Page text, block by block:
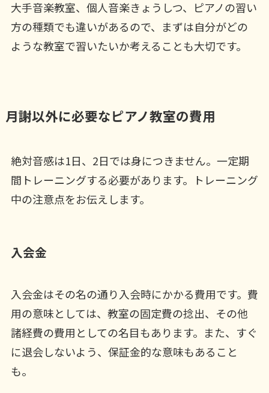
大手音楽教室、個人音楽きょうしつ、ピアノの習い
方の種類でも違いがあるので、まずは自分がどの
ような教室で習いたいか考えることも大切です。
月謝以外に必要なピアノ教室の費用
絶対音感は1日、2日では身につきません。一定期
間トレーニングする必要があります。トレーニング
中の注意点をお伝えします。
入会金
入会金はその名の通り入会時にかかる費用です。費
用の意味としては、教室の固定費の捻出、その他
諸経費の費用としての名目もあります。また、すぐ
に退会しないよう、保証金的な意味もあること
も。